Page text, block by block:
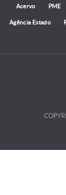
Acervo PME
Agência Estado